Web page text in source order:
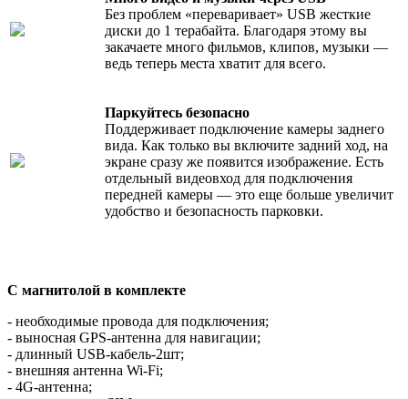
Без проблем «переваривает» USB жесткие
диски до 1 терабайта. Благодаря этому вы
закачаете много фильмов, клипов, музыки —
ведь теперь места хватит для всего.
Паркуйтесь безопасно
Поддерживает подключение камеры заднего
вида. Как только вы включите задний ход, на
экране сразу же появится изображение. Есть
отдельный видеовход для подключения
передней камеры — это еще больше увеличит
удобство и безопасность парковки.
С магнитолой в комплекте
- необходимые провода для подключения;
- выносная GPS-антенна для навигации;
- длинный USB-кабель-2шт;
- внешняя антенна Wi-Fi;
- 4G-антенна;